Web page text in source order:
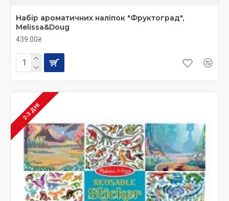
Набір ароматичних наліпок "Фруктоград",
Melissa&Doug
439.00₴
2-3 ДНІ